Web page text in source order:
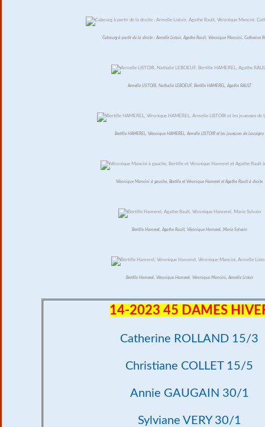
Cabourg à partir de la droite : Armelle Listoir, Agathe Rault, Véronique Mancini, Catherine
Armelle LISTOIR, Nathalie LEBOEUF, Bertille HAMEREL, Agathe RAULT
Bertille HAMEREL, Véronique HAMEREL, Armelle LISTOIR et les joueuses de Louvigny
Véronique Mancini à gauche, Bertille et Véronique Hamerel et Agathe Rault à droite
Bertille Hamerel, Agathe Rault, Véronique Hamerel, Marie Sylvain
Bertille Hamerel, Véronique Hamerel, Véronique Mancini, Armelle Listoir
14-2023 45 DAMES
Catherine ROLLAND 15/3
Christiane COLLET 15/5
Annie GAUGAIN 30/1
Sylviane VERY 30/1